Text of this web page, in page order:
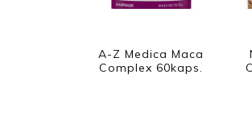
A-Z Medica Maca
Complex 60kaps.